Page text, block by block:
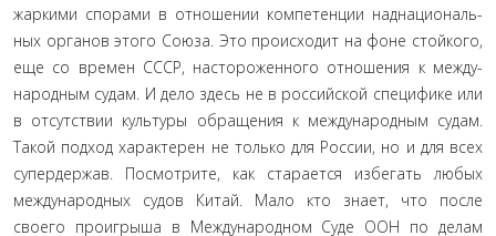
жаркими спорами в отношении компетенции наднациональ­
ных органов этого Союза. Это происходит на фоне стойкого,
еще со времен СССР, настороженного отношения к между­
народным судам. И дело здесь не в российской специфике или
в отсутствии культуры обращения к международным су­дам.
Такой подход характерен не только для России, но и для всех
супердержав. Посмотрите, как старается избегать любых
международных судов Китай. Мало кто знает, что после
своего проигрыша в Международном Суде ООН по делам